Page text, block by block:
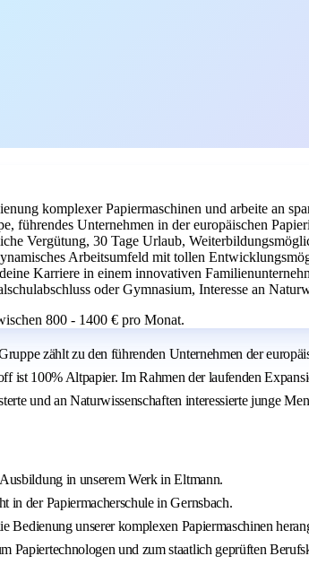
komplexer Papiermaschinen und arbeite an
führendes Unternehmen in der europäischen
Vergütung, 30 Tage Urlaub,
Arbeitsumfeld mit tollen
Karriere in einem innovativen
oder Gymnasium, Interesse an
800 - 1400 € pro Monat.
zählt zu den führenden Unternehmen der
ist 100% Altpapier. Im Rahmen der laufenden
und an Naturwissenschaften interessierte junge
in unserem Werk in Eltmann.
in der Papiermacherschule in Gernsbach.
Bedienung unserer komplexen Papiermaschinen
Papiertechnologen und zum staatlich geprüften